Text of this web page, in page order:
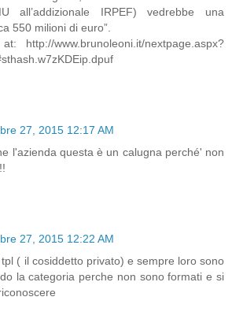
all’addizionale IRPEF) vedrebbe una
550 milioni di euro”.
http://www.brunoleoni.it/nextpage.aspx?
27, 2015 12:17 AM
l'azienda questa è un calugna perché' non
27, 2015 12:22 AM
( il cosiddetto privato) e sempre loro sono
la categoria perche non sono formati e si